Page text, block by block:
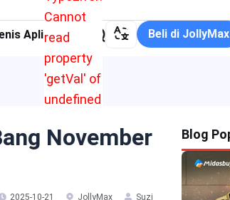
Cannot
read
property
'getVal' of
undefined
Aplikasi Beli di JollyMax
November
2025-10-21 JollyMax Suzi
Blog